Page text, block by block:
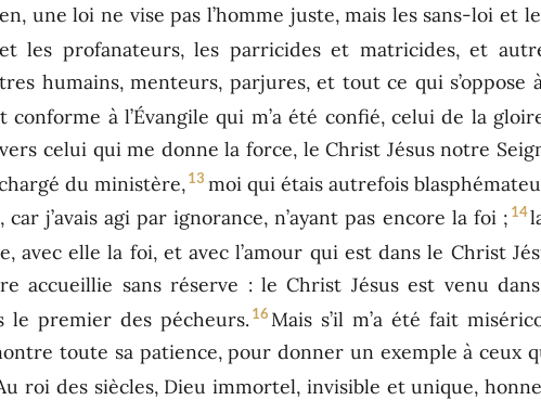
une loi ne vise pas l’homme juste, mais les sans-loi et
les profanateurs, les parricides et matricides, et
humains, menteurs, parjures, et tout ce qui s’oppose
conforme à l’Évangile qui m’a été confié, celui de la
celui qui me donne la force, le Christ Jésus notre
du ministère, 13 moi qui étais autrefois
j’avais agi par ignorance, n’ayant pas encore la foi ; 14
avec elle la foi, et avec l’amour qui est dans le Christ
accueillie sans réserve : le Christ Jésus est venu
le premier des pécheurs. 16 Mais s’il m’a été fait
toute sa patience, pour donner un exemple à ceux
roi des siècles, Dieu immortel, invisible et unique,